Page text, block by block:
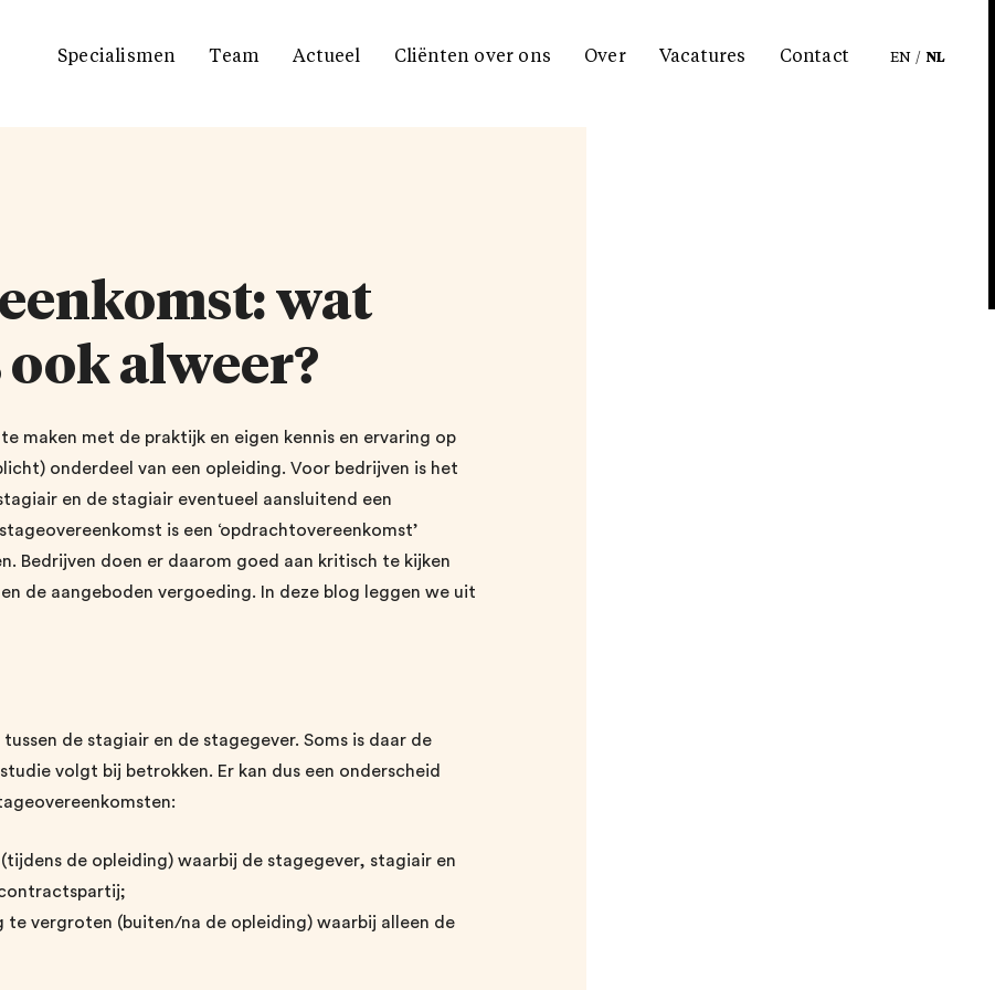
Specialismen Team Actueel Cliënten over ons Over Vacatures Contact EN / NL
wat
alweer?
maken met de praktijk en eigen kennis en ervaring op
onderdeel van een opleiding. Voor bedrijven is het
en de stagiair eventueel aansluitend een
is een ‘opdrachtovereenkomst’
Bedrijven doen er daarom goed aan kritisch te kijken
de aangeboden vergoeding. In deze blog leggen we uit
de stagiair en de stagegever. Soms is daar de
volgt bij betrokken. Er kan dus een onderscheid
de opleiding) waarbij de stagegever, stagiair en
te vergroten (buiten/na de opleiding) waarbij alleen de